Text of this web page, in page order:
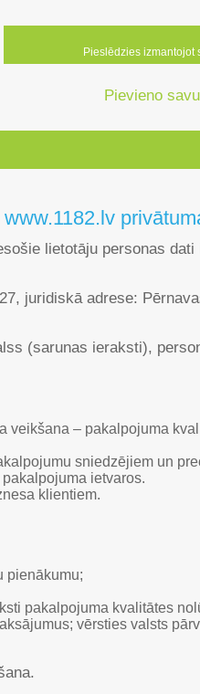
Pieslēdzies
Pievieno
lietotāju personas
juridiskā adrese:
(sarunas ieraksti),
veikšana – pakalpojuma
sniedzējiem un
ietvaros.
klientiem.
pienākumu;
pakalpojuma kvalitātes
vērsties valsts